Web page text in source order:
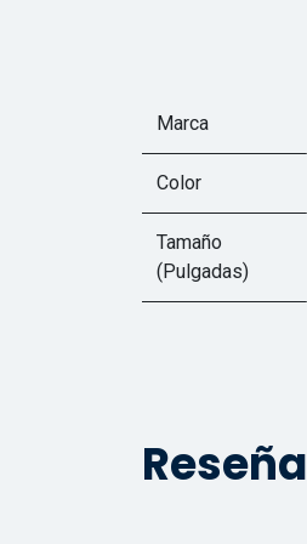
Marca
Color
Tamaño
(Pulgadas)